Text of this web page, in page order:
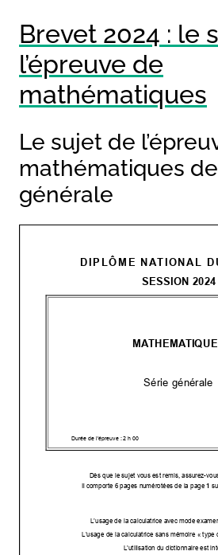
Brevet 2024 : le
l’épreuve de
mathématiques
Le sujet de
mathématiques
générale